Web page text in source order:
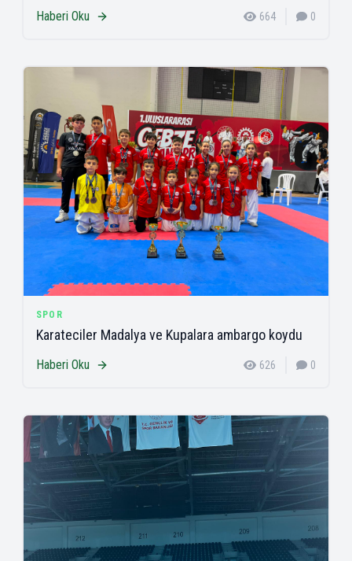
Haberi Oku 664 0
SPOR
Karateciler Madalya ve Kupalara ambargo koydu
Haberi Oku 626 0